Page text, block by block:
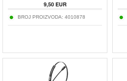
9,50EUR
BROJ PROIZVODA: 4010878